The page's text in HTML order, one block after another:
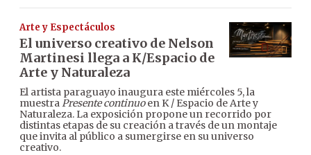
Arte y Espectáculos
El universo creativo de Nelson
Martinesi llega a K/Espacio de
Arte y Naturaleza
El artista paraguayo inaugura este miércoles 5, la
muestraPresente continuoen K / Espacio de Arte y
Naturaleza. La exposición propone un recorrido por
distintas etapas de su creación a través de un montaje
que invita al público a sumergirse en su universo
creativo.